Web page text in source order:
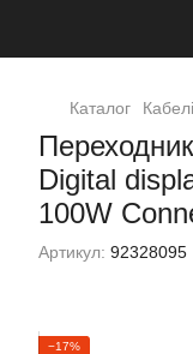
Каталог
Digital
100W
Артикул: 92328095
−17%